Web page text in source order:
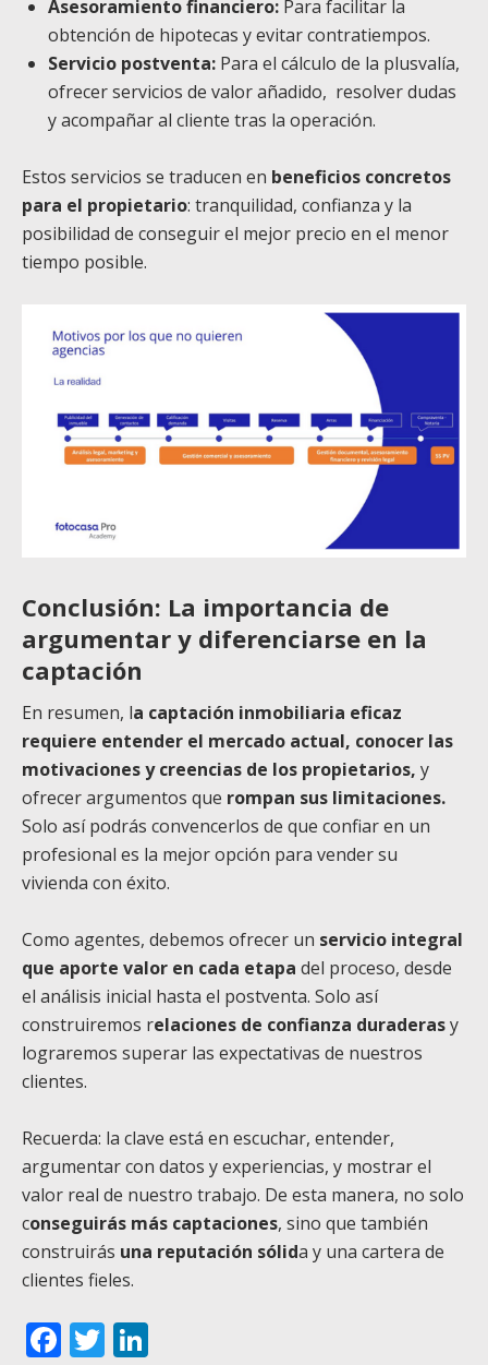
Asesoramiento financiero: Para facilitar la
obtención de hipotecas y evitar contratiempos.
Servicio postventa: Para el cálculo de la plusvalía,
ofrecer servicios de valor añadido, resolver dudas
y acompañar al cliente tras la operación.
Estos servicios se traducen en beneficios concretos
para el propietario: tranquilidad, confianza y la
posibilidad de conseguir el mejor precio en el menor
tiempo posible.
Conclusión: La importancia de
argumentar y diferenciarse en la
captación
En resumen, la captación inmobiliaria eficaz
requiere entender el mercado actual, conocer las
motivaciones y creencias de los propietarios, y
ofrecer argumentos que rompan sus limitaciones.
Solo así podrás convencerlos de que confiar en un
profesional es la mejor opción para vender su
vivienda con éxito.
Como agentes, debemos ofrecer un servicio integral
que aporte valor en cada etapa del proceso, desde
el análisis inicial hasta el postventa. Solo así
construiremos relaciones de confianza duraderasy
lograremos superar las expectativas de nuestros
clientes.
Recuerda: la clave está en escuchar, entender,
argumentar con datos y experiencias, y mostrar el
valor real de nuestro trabajo. De esta manera, no solo
conseguirás más captaciones, sino que también
construirás una reputación sólida y una cartera de
clientes fieles.
Facebook
Twitter